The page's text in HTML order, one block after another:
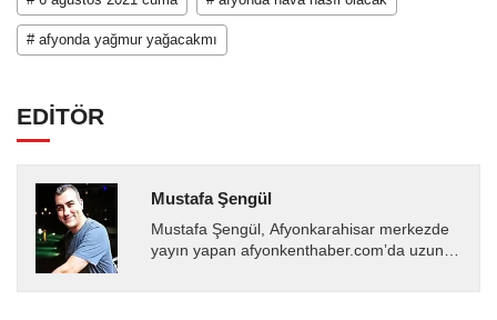
# afyonda yağmur yağacakmı
EDİTÖR
Mustafa Şengül
Mustafa Şengül, Afyonkarahisar merkezde
yayın yapan afyonkenthaber.com’da uzun
almakta, haber akışı...